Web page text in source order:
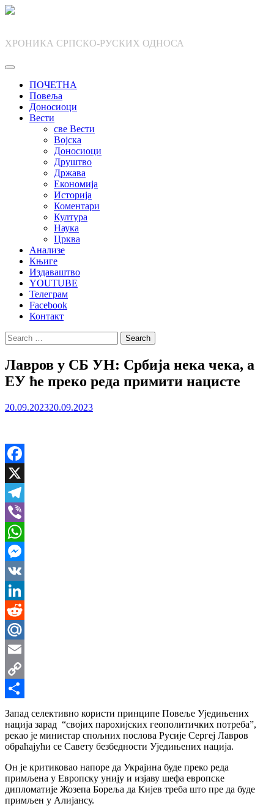
Skip
ХРОНИКА СРПСКО-РУСКИХ ОДНОСА
ПОЧЕТНА
Повеља
Доносиоци
Вести
све Вести
Војска
Доносиоци
Друштво
Држава
Економија
Историја
Коментари
Култура
Наука
Црква
Анализе
Књиге
Издаваштво
YOUTUBE
Телеграм
Facebook
Контакт
Search
for:
Лавров у СБ УН: Србија нека чека, а
ЕУ ће преко реда примити нацисте
20.09.202320.09.2023
Facebook
X
Telegram
Viber
WhatsApp
Messenger
VK
LinkedIn
Reddit
Mail.Ru
Email
Copy
Link
Share
Запад селективно користи принципе Повеље Уједињених
нација зарад “својих парохијских геополитичких потреба”,
рекао је министар спољних послова Русије Сергеј Лавров
обраћајући се Савету безбедности Уједињених нација.
Он је критиковао напоре да Украјина буде преко реда
примљена у Европску унију и изјаву шефа европске
дипломатије Жозепа Бореља да Кијев треба што пре да буде
примљен у Алијансу.